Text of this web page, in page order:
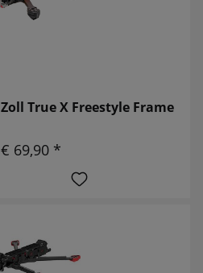
True X Freestyle Frame
€ 69,90 *